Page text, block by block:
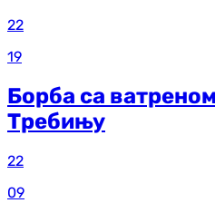
22
19
Борба са
Требињу
22
09